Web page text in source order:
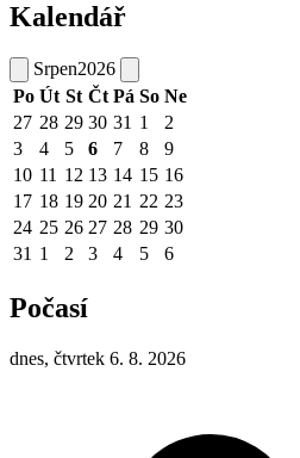
Kalendář
Srpen2026
Po Út St Čt Pá So Ne
27 28 29 30 31 1
2
3
4 5 6 7 8
9
10 11 12 13 14 15 16
17 18 19 20 21 22 23
24 25 26 27 28 29 30
31 1 2 3 4 5 6
Počasí
dnes, čtvrtek 6. 8. 2026